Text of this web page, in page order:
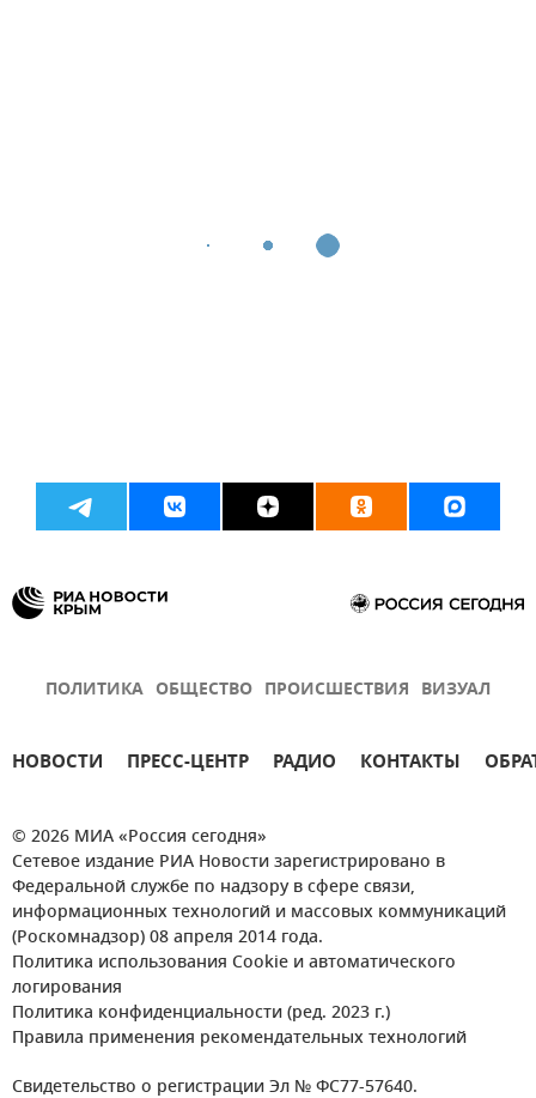
ПОЛИТИКА ОБЩЕСТВО ПРОИСШЕСТВИЯ ВИЗУАЛ
НОВОСТИ ПРЕСС-ЦЕНТР РАДИО КОНТАКТЫ
© 2026 МИА «Россия сегодня»
Сетевое издание РИА Новости зарегистрировано в
Федеральной службе по надзору в сфере связи,
информационных технологий и массовых коммуникаций
(Роскомнадзор) 08 апреля 2014 года.
Политика использования Cookie и автоматического
логирования
Политика конфиденциальности (ред. 2023 г.)
Правила применения рекомендательных технологий
Свидетельство о регистрации Эл № ФС77-57640.